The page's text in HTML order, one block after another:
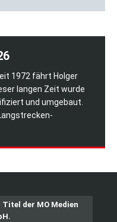
1972 fährt Holger
langen Zeit wurde
und umgebaut.
der MO Medien